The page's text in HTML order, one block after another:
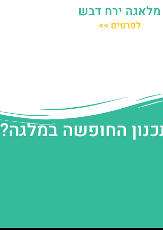
מלאגה ירח דבש
לפרטים >>
החופשה במלגה?